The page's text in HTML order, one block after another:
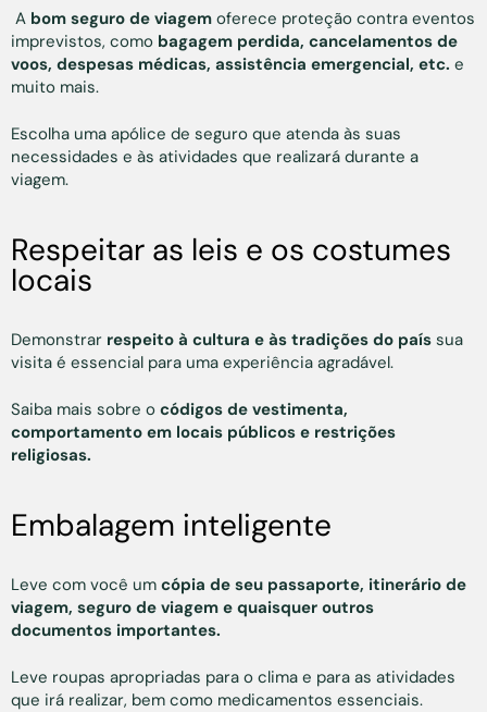
A bom seguro de viagem oferece proteção contra eventos
imprevistos, como bagagem perdida, cancelamentos de
voos, despesas médicas, assistência emergencial, etc. e
muito mais.
Escolha uma apólice de seguro que atenda às suas
necessidades e às atividades que realizará durante a
viagem.
Respeitar as leis e os costumes
locais
Demonstrar respeito à cultura e às tradições do país sua
visita é essencial para uma experiência agradável.
Saiba mais sobre o códigos de vestimenta,
comportamento em locais públicos e restrições
religiosas.
Embalagem inteligente
Leve com você um cópia de seu passaporte, itinerário de
viagem, seguro de viagem e quaisquer outros
documentos importantes.
Leve roupas apropriadas para o clima e para as atividades
que irá realizar, bem como medicamentos essenciais.